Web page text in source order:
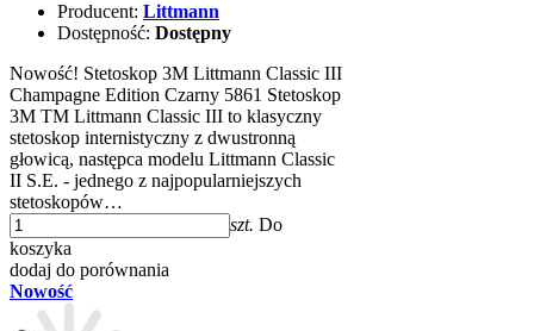
Producent: Littmann
Dostępność: Dostępny
Nowość! Stetoskop 3M Littmann Classic III
Champagne Edition Czarny 5861 Stetoskop
3M TM Littmann Classic III to klasyczny
stetoskop internistyczny z dwustronną
głowicą, następca modelu Littmann Classic
II S.E. - jednego z najpopularniejszych
stetoskopów…
szt. Do
koszyka
dodaj do porównania
Nowość